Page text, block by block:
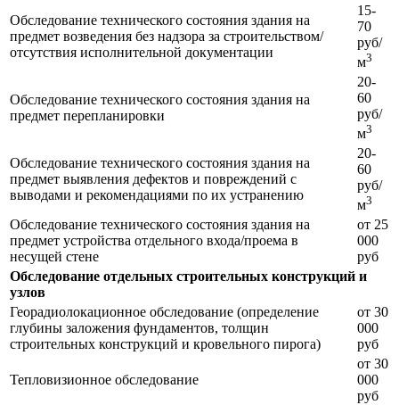
Обследование технического состояния здания на
предмет возведения без надзора за строительством/
отсутствия исполнительной документации
15-
70
руб/
м3
Обследование технического состояния здания на
предмет перепланировки
20-
60
руб/
м3
Обследование технического состояния здания на
предмет выявления дефектов и повреждений с
выводами и рекомендациями по их устранению
20-
60
руб/
м3
Обследование технического состояния здания на
предмет устройства отдельного входа/проема в
несущей стене
от 25
000
руб
Обследование отдельных строительных конструкций и
узлов
Георадиолокационное обследование (определение
глубины заложения фундаментов, толщин
строительных конструкций и кровельного пирога)
от 30
000
руб
Тепловизионное обследование
от 30
000
руб